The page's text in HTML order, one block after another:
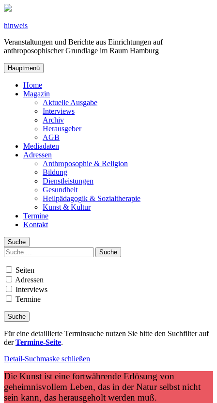
Zum
springen
hinweis
Veranstaltungen und Berichte aus Einrichtungen auf
anthroposophischer Grundlage im Raum Hamburg
Hauptmenü
Home
Magazin
Aktuelle Ausgabe
Interviews
Archiv
Herausgeber
AGB
Mediadaten
Adressen
Anthroposophie & Religion
Bildung
Dienstleistungen
Gesundheit
Heilpädagogik & Sozialtherapie
Kunst & Kultur
Termine
Kontakt
Suche
Suchen
nach:
Seiten
Adressen
Interviews
Termine
Für eine detaillierte Terminsuche nutzen Sie bitte den Suchfilter auf
derTermine-Seite.
Detail-Suchmaske schließen
Die Kunst ist eine fortwährende Erlösung von
geheimnisvollem Leben, das in der Natur selbst nicht
sein kann, das herausgeholt werden muß.